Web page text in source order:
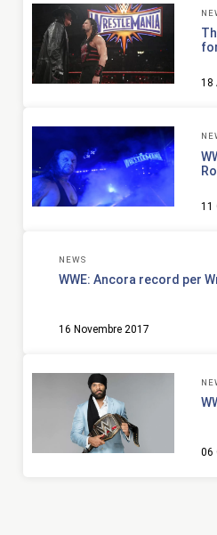
18
11
NEWS
WWE: Ancora record per
16 Novembre 2017
06